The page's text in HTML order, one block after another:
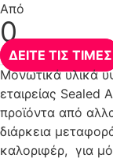
Από
0
ΔΕΙΤΕ ΤΙΣ ΤΙΜΕΣ
Μονωτικά υλικά
εταιρείας Sealed
προϊόντα από
διάρκεια
καλοριφέρ, για